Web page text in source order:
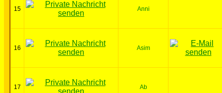
15 Anni
16 Asim
17 Ab